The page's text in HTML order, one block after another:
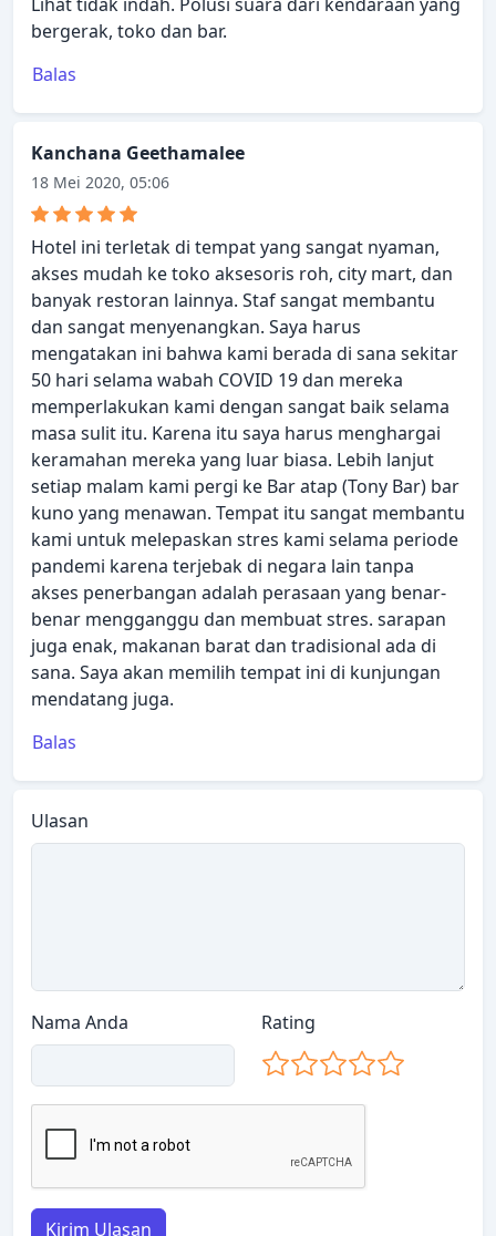
bergerak, toko dan bar.
Balas
Kanchana Geethamalee
18 Mei 2020, 05:06
Hotel ini terletak di tempat yang sangat nyaman,
akses mudah ke toko aksesoris roh, city mart, dan
banyak restoran lainnya. Staf sangat membantu
dan sangat menyenangkan. Saya harus
mengatakan ini bahwa kami berada di sana sekitar
50 hari selama wabah COVID 19 dan mereka
memperlakukan kami dengan sangat baik selama
masa sulit itu. Karena itu saya harus menghargai
keramahan mereka yang luar biasa. Lebih lanjut
setiap malam kami pergi ke Bar atap (Tony Bar) bar
kuno yang menawan. Tempat itu sangat membantu
kami untuk melepaskan stres kami selama periode
pandemi karena terjebak di negara lain tanpa
akses penerbangan adalah perasaan yang benar-
benar mengganggu dan membuat stres. sarapan
juga enak, makanan barat dan tradisional ada di
sana. Saya akan memilih tempat ini di kunjungan
mendatang juga.
Balas
Ulasan
Nama Anda Rating
Kirim Ulasan